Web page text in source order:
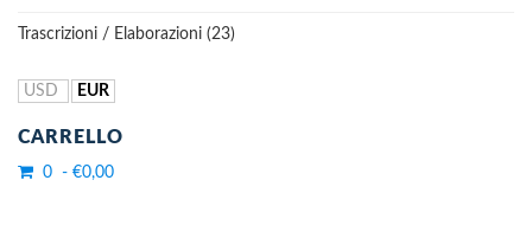
Trascrizioni / Elaborazioni (23)
USD EUR
CARRELLO
0 - €0,00